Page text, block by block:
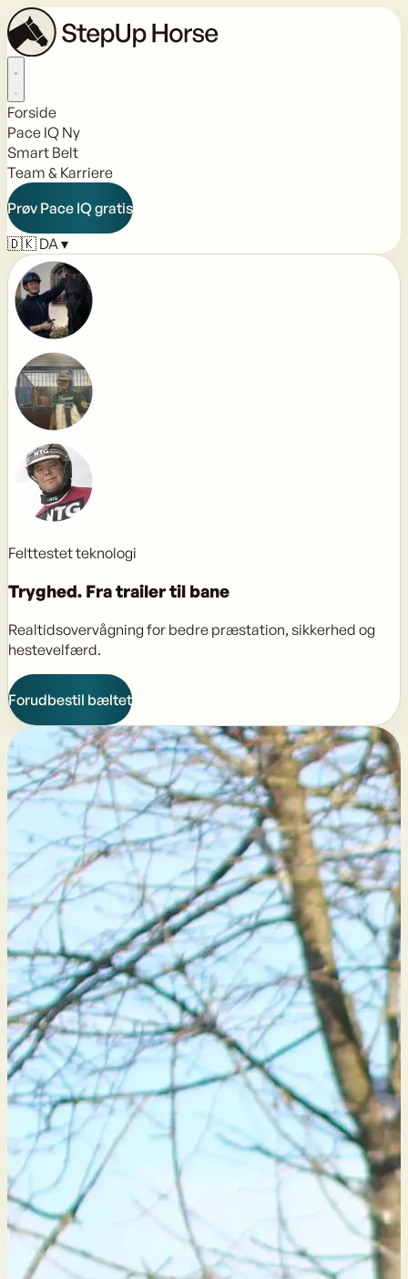
Forside
Pace IQ Ny
Smart Belt
Team & Karriere
Prøv Pace IQ gratis
🇩🇰 DA ▾
Felttestet teknologi
Tryghed. Fra trailer til bane
Realtidsovervågning for bedre præstation, sikkerhed og
hestevelfærd.
Forudbestil bæltet